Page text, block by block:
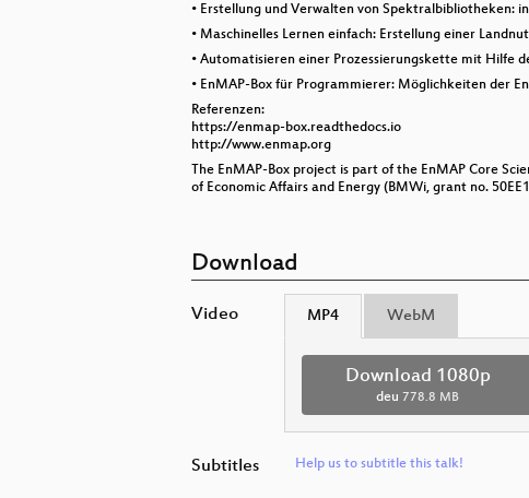
• Erstellung und Verwalten von Spektralbibliotheken:
• Maschinelles Lernen einfach: Erstellung einer
• Automatisieren einer Prozessierungskette mit Hilfe
• EnMAP-Box für Programmierer: Möglichkeiten der
Referenzen:
https://enmap-box.readthedocs.io
http://www.enmap.org
The EnMAP-Box project is part of the EnMAP Core
of Economic Affairs and Energy (BMWi, grant no.
Download
Video MP4 WebM
Download 1080p
deu 778.8 MB
Subtitles Help us to subtitle this talk!